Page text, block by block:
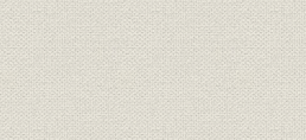
歴代役員
歴代役員 専務取締役 常務取締役